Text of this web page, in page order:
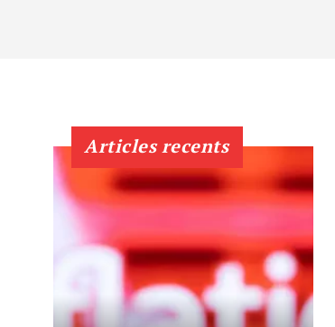
Articles recents